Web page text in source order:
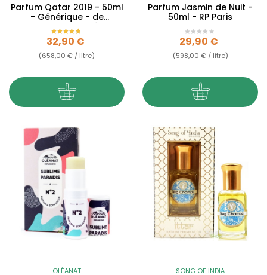
Parfum Qatar 2019 - 50ml
- Générique - de
Collection Privée
Prix
32,90 €
(658,00 € / litre)
Parfum Jasmin de Nuit -
50ml - RP Paris
Prix
29,90 €
(598,00 € / litre)
OLÉANAT SONG OF INDIA